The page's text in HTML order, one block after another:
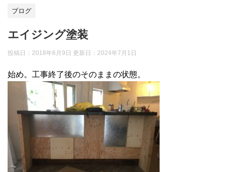
ブログ
エイジング塗装
投稿日：2018年6月9日 更新日： 2024年7月1日
始め。工事終了後のそのままの状態。